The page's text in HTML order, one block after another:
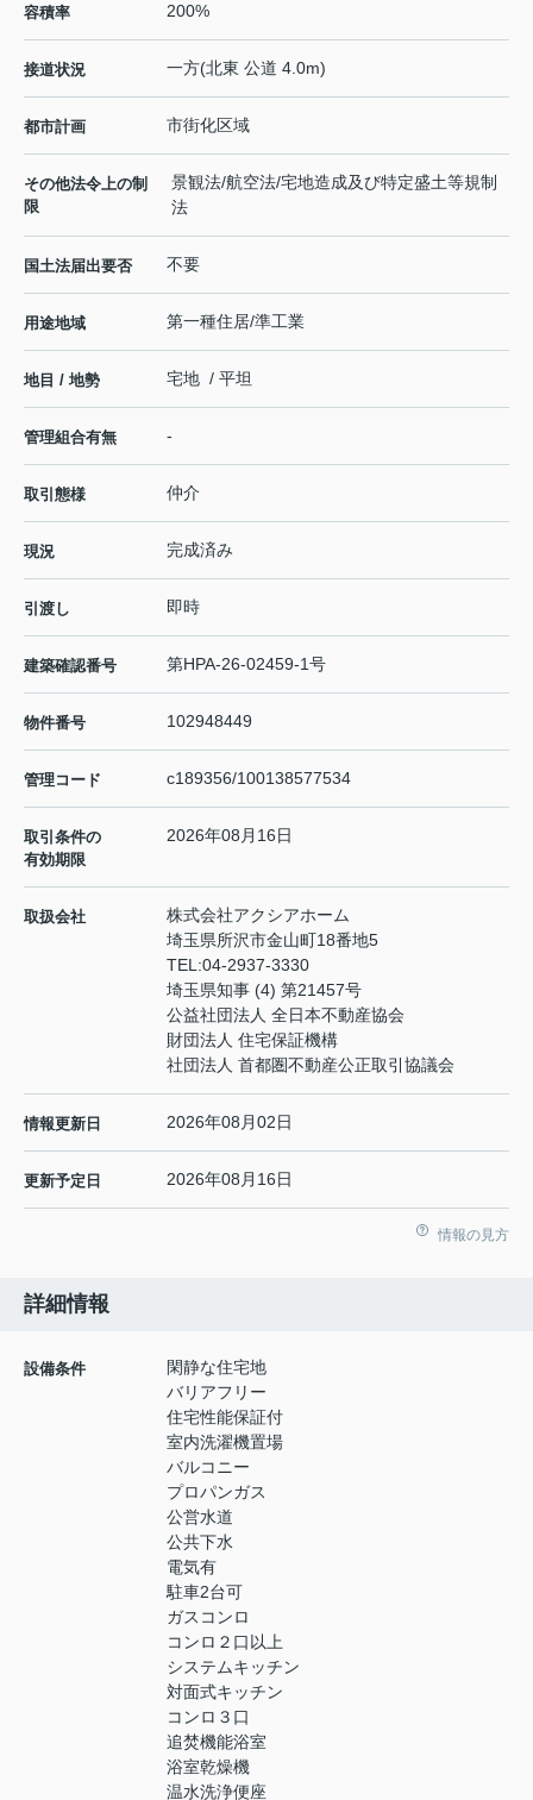
容積率 200%
接道状況 一方(北東 公道 4.0m)
都市計画 市街化区域
その他法令上の制
限
景観法/航空法/宅地造成及び特定盛土等規制
法
国土法届出要否 不要
用途地域 第一種住居/準工業
地目 / 地勢 宅地 / 平坦
管理組合有無 -
取引態様 仲介
現況 完成済み
引渡し 即時
建築確認番号 第HPA-26-02459-1号
物件番号 102948449
管理コード c189356/100138577534
取引条件の
有効期限
2026年08月16日
取扱会社
株式会社アクシアホーム
埼玉県所沢市金山町18番地5
TEL:04-2937-3330
埼玉県知事 (4) 第21457号
公益社団法人 全日本不動産協会
財団法人 住宅保証機構
社団法人 首都圏不動産公正取引協議会
情報更新日 2026年08月02日
更新予定日 2026年08月16日
情報の見方
詳細情報
設備条件
閑静な住宅地
バリアフリー
住宅性能保証付
室内洗濯機置場
バルコニー
プロパンガス
公営水道
公共下水
電気有
駐車2台可
ガスコンロ
コンロ２口以上
システムキッチン
対面式キッチン
コンロ３口
追焚機能浴室
浴室乾燥機
温水洗浄便座